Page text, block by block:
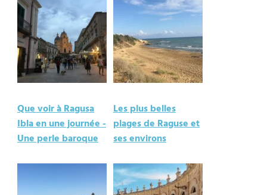
Que voir à Ragusa
Ibla en une journée -
Une perle baroque
Les plus belles
plages de Raguse et
ses environs